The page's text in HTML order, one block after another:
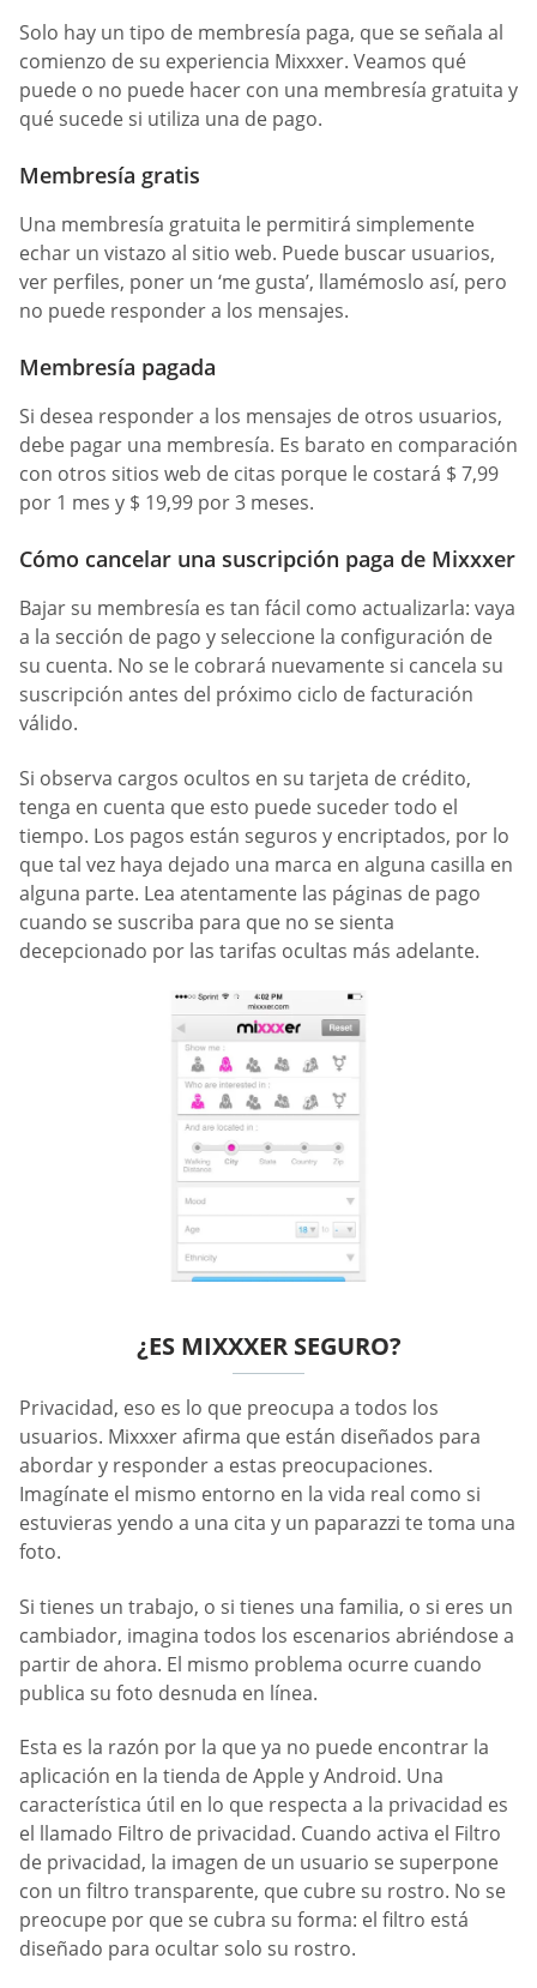
Solo hay un tipo de membresía paga, que se señala al
comienzo de su experiencia Mixxxer. Veamos qué
puede o no puede hacer con una membresía gratuita y
qué sucede si utiliza una de pago.
Membresía gratis
Una membresía gratuita le permitirá simplemente
echar un vistazo al sitio web. Puede buscar usuarios,
ver perfiles, poner un ‘me gusta’, llamémoslo así, pero
no puede responder a los mensajes.
Membresía pagada
Si desea responder a los mensajes de otros usuarios,
debe pagar una membresía. Es barato en comparación
con otros sitios web de citas porque le costará $ 7,99
por 1 mes y $ 19,99 por 3 meses.
Cómo cancelar una suscripción paga de Mixxxer
Bajar su membresía es tan fácil como actualizarla: vaya
a la sección de pago y seleccione la configuración de
su cuenta. No se le cobrará nuevamente si cancela su
suscripción antes del próximo ciclo de facturación
válido.
Si observa cargos ocultos en su tarjeta de crédito,
tenga en cuenta que esto puede suceder todo el
tiempo. Los pagos están seguros y encriptados, por lo
que tal vez haya dejado una marca en alguna casilla en
alguna parte. Lea atentamente las páginas de pago
cuando se suscriba para que no se sienta
decepcionado por las tarifas ocultas más adelante.
¿ES MIXXXER SEGURO?
Privacidad, eso es lo que preocupa a todos los
usuarios. Mixxxer afirma que están diseñados para
abordar y responder a estas preocupaciones.
Imagínate el mismo entorno en la vida real como si
estuvieras yendo a una cita y un paparazzi te toma una
foto.
Si tienes un trabajo, o si tienes una familia, o si eres un
cambiador, imagina todos los escenarios abriéndose a
partir de ahora. El mismo problema ocurre cuando
publica su foto desnuda en línea.
Esta es la razón por la que ya no puede encontrar la
aplicación en la tienda de Apple y Android. Una
característica útil en lo que respecta a la privacidad es
el llamado Filtro de privacidad. Cuando activa el Filtro
de privacidad, la imagen de un usuario se superpone
con un filtro transparente, que cubre su rostro. No se
preocupe por que se cubra su forma: el filtro está
diseñado para ocultar solo su rostro.